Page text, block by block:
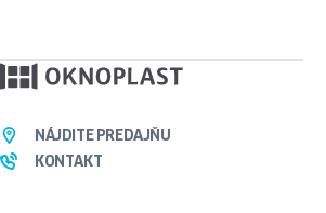
NÁJDITE PREDAJŇU
KONTAKT